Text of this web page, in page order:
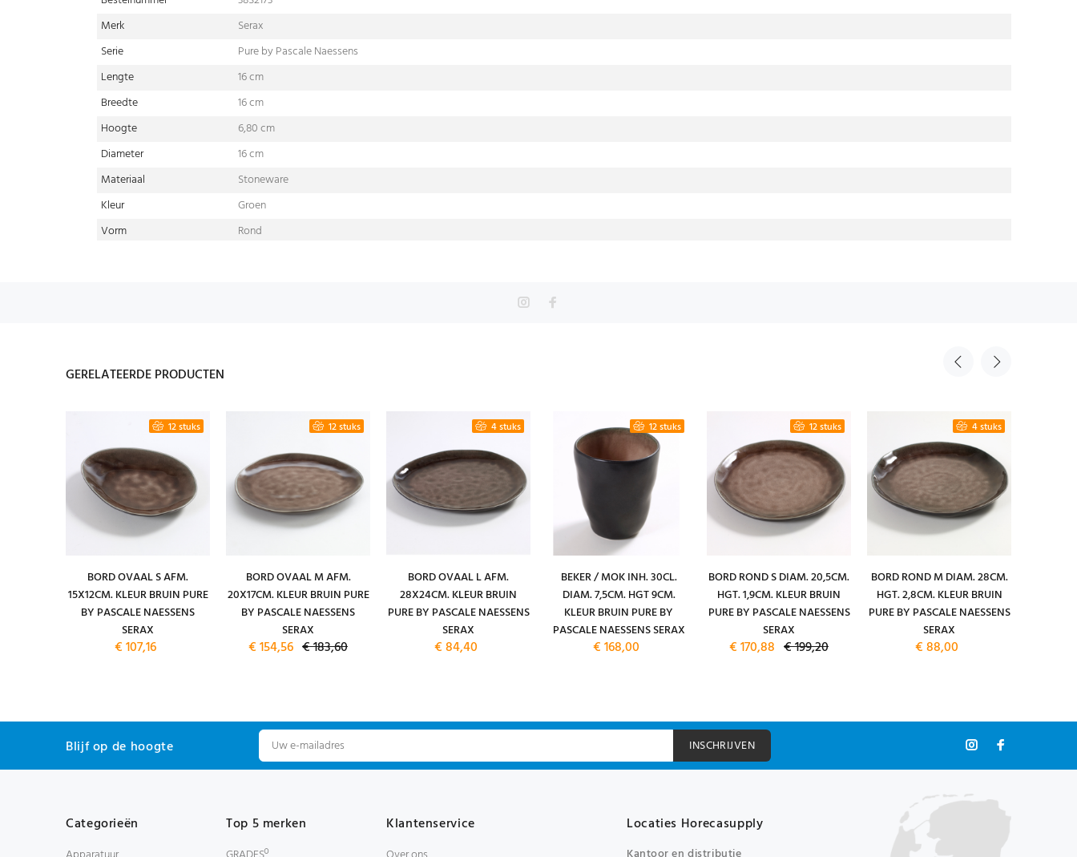
Merk
Serax
Serie
Pure by Pascale Naessens
Lengte
16 cm
Breedte
16 cm
Hoogte
6,80 cm
Diameter
16 cm
Materiaal
Stoneware
Kleur
Groen
Vorm
Rond
GERELATEERDE PRODUCTEN
12 stuks
BORD OVAAL S AFM.
15X12CM. KLEUR BRUIN PURE
BY PASCALE NAESSENS
SERAX
€ 107,16
12 stuks
BORD OVAAL M AFM.
20X17CM. KLEUR BRUIN PURE
BY PASCALE NAESSENS
SERAX
€ 154,56 € 183,60
4 stuks
BORD OVAAL L AFM.
28X24CM. KLEUR BRUIN
PURE BY PASCALE NAESSENS
SERAX
€ 84,40
12 stuks
BEKER / MOK INH. 30CL.
DIAM. 7,5CM. HGT 9CM.
KLEUR BRUIN PURE BY
PASCALE NAESSENS SERAX
€ 168,00
12 stuks
BORD ROND S DIAM. 20,5CM.
HGT. 1,9CM. KLEUR BRUIN
PURE BY PASCALE NAESSENS
SERAX
€ 170,88 € 199,20
4 stuks
BORD ROND M DIAM. 28CM.
HGT. 2,8CM. KLEUR BRUIN
PURE BY PASCALE NAESSENS
SERAX
€ 88,00
Blijf op de hoogte INSCHRIJVEN
Categorieën Top 5 merken Klantenservice Locaties Horecasupply